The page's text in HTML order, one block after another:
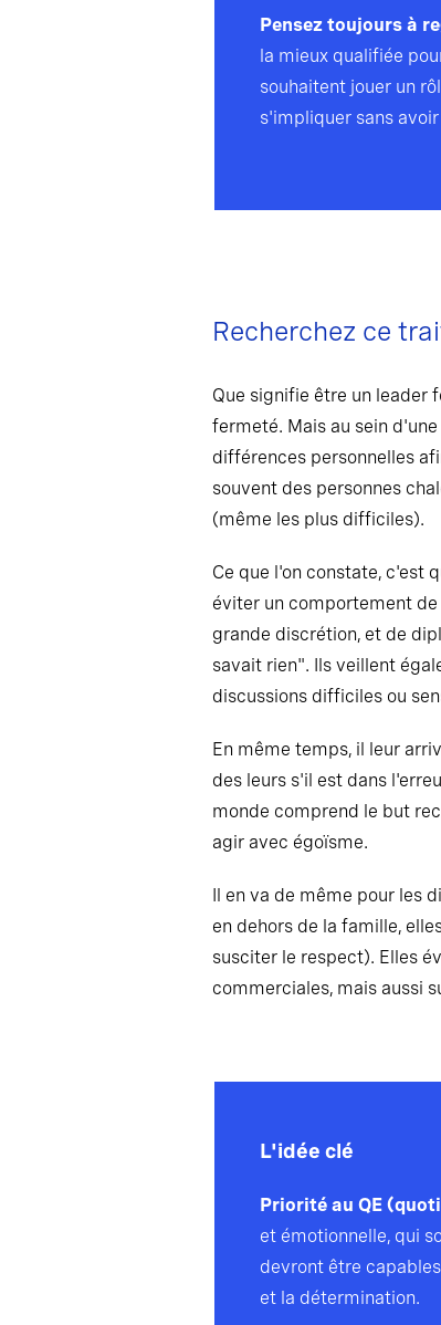
Pensez toujours à
la mieux qualifiée
souhaitent jouer un
s'impliquer sans
Recherchez ce
Que signifie être un leader
fermeté. Mais au sein
différences personnelles
souvent des personnes
(même les plus difficiles).
Ce que l'on constate, c'est
éviter un comportement
grande discrétion, et de
savait rien". Ils veillent
discussions difficiles ou
En même temps, il leur
des leurs s'il est dans
monde comprend le but
agir avec égoïsme.
Il en va de même pour les
en dehors de la famille,
susciter le respect). Elles
commerciales, mais aussi
L'idée clé
Priorité au QE
et émotionnelle, qui
devront être
et la détermination.